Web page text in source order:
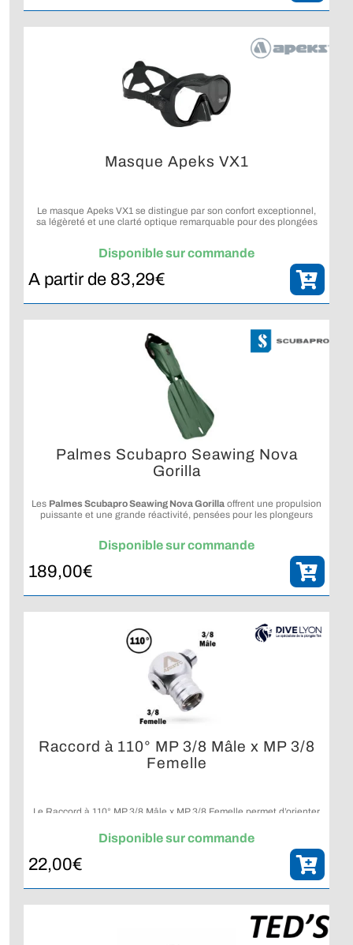
Masque Apeks VX1
Le masque Apeks VX1 se distingue par son confort exceptionnel,
sa légèreté et une clarté optique remarquable pour des plongées
Disponible sur commande
A partir de 83,29€
Palmes Scubapro Seawing Nova
Gorilla
Les Palmes Scubapro Seawing Nova Gorilla offrent une propulsion
puissante et une grande réactivité, pensées pour les plongeurs
Disponible sur commande
189,00€
Raccord à 110° MP 3/8 Mâle x MP 3/8
Femelle
Le Raccord à 110° MP 3/8 Mâle x MP 3/8 Femelle permet d’orienter
votre équipement de plongée grâce à son angle de 110°.
Disponible sur commande
22,00€